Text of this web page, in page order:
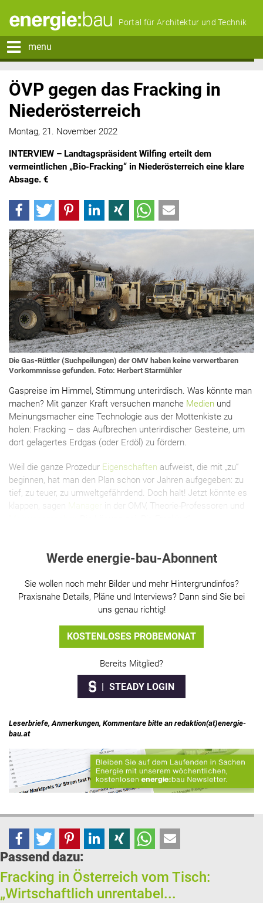
Portal für Architektur und Technik
menu
ÖVP gegen das Fracking in
Niederösterreich
Montag, 21. November 2022
INTERVIEW – Landtagspräsident Wilfing erteilt dem
vermeintlichen „Bio-Fracking“ in Niederösterreich eine klare
Absage. €
Die Gas-Rüttler (Suchpeilungen) der OMV haben keine verwertbaren
Vorkommnisse gefunden. Foto: Herbert Starmühler
Gaspreise im Himmel, Stimmung unterirdisch. Was könnte man
machen? Mit ganzer Kraft versuchen manche Medien und
Meinungsmacher eine Technologie aus der Mottenkiste zu
holen: Fracking – das Aufbrechen unterirdischer Gesteine, um
dort gelagertes Erdgas (oder Erdöl) zu fördern.
Weil die ganze Prozedur Eigenschaften aufweist, die mit „zu“
beginnen, hat man den Plan schon vor Jahren aufgegeben: zu
tief, zu teuer, zu umweltgefährdend. Doch halt! Jetzt könnte es
klappen, sagen
in der OMV, Theorie-Professoren und
Werde energie-bau-Abonnent
Sie wollen noch mehr Bilder und mehr Hintergrundinfos?
Praxisnahe Details, Pläne und Interviews? Dann sind Sie bei
uns genau richtig!
KOSTENLOSES PROBEMONAT
Bereits Mitglied?
STEADY LOGIN
Leserbriefe, Anmerkungen, Kommentare bitte an redaktion(at)energie-
bau.at
Passend dazu:
Fracking in Österreich vom Tisch:
„Wirtschaftlich unrentabel...